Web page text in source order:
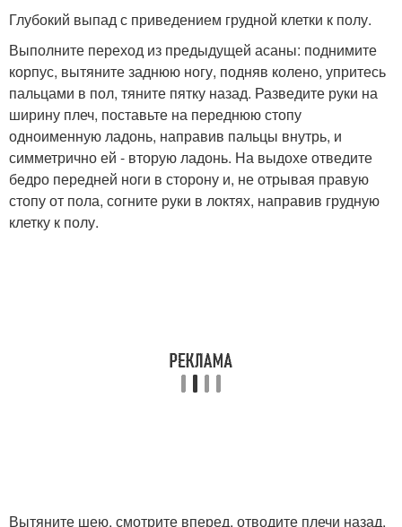
Глубокий выпад с приведением грудной клетки к полу.
Выполните переход из предыдущей асаны: поднимите
корпус, вытяните заднюю ногу, подняв колено, упритесь
пальцами в пол, тяните пятку назад. Разведите руки на
ширину плеч, поставьте на переднюю стопу
одноименную ладонь, направив пальцы внутрь, и
симметрично ей - вторую ладонь. На выдохе отведите
бедро передней ноги в сторону и, не отрывая правую
стопу от пола, согните руки в локтях, направив грудную
клетку к полу.
Вытяните шею, смотрите вперед, отводите плечи назад.